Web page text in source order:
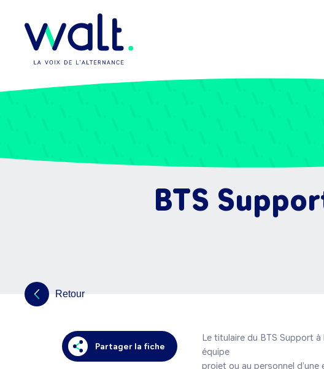
BTS
Retour
Partager la fiche
Le titulaire du BTS Support
équipe
projet ou au personnel